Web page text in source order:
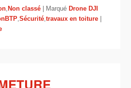
Non classé Marqué Drone DJI
,Sécurité ,travaux en toiture